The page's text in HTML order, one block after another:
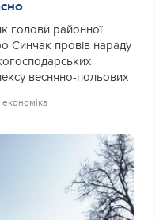
голови районної
Синчак провів нараду
весняно-польових
економіка